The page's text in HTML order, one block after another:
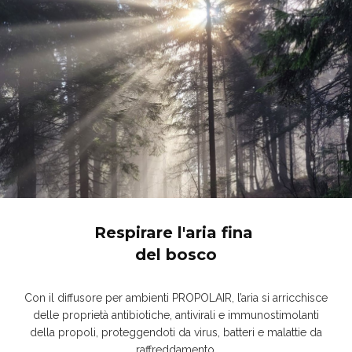
Respirare l'aria fina
del bosco
Con il diffusore per ambienti PROPOLAIR, l’aria si arricchisce
delle proprietà antibiotiche, antivirali e immunostimolanti
della propoli, proteggendoti da virus, batteri e malattie da